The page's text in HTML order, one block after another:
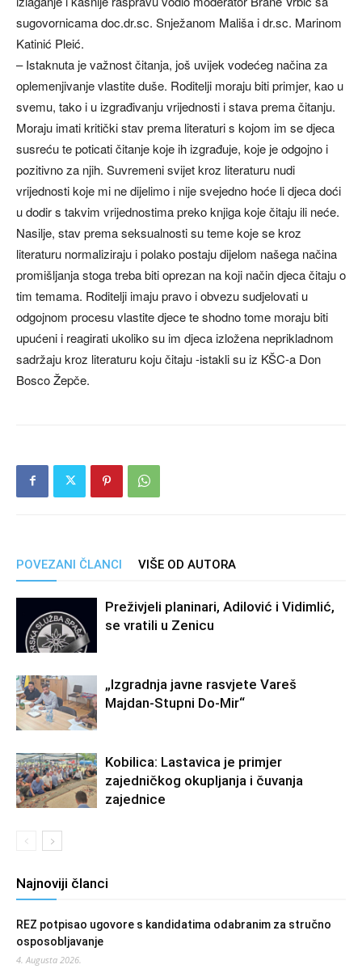
sugovornicama doc.dr.sc. Snježanom Mališa i dr.sc. Marinom
Katinić Pleić.
– Istaknuta je važnost čitanja, još uvijek vodećeg načina za
oplemenjivanje vlastite duše. Roditelji moraju biti primjer, kao u
svemu, tako i u izgrađivanju vrijednosti i stava prema čitanju.
Moraju imati kritički stav prema literaturi s kojom im se djeca
susreću te poticati čitanje koje ih izgrađuje, koje je odgojno i
pozitivno za njih. Suvremeni svijet kroz literaturu nudi
vrijednosti koje mi ne dijelimo i nije svejedno hoće li djeca doći
u dodir s takvim vrijednostima preko knjiga koje čitaju ili neće.
Nasilje, stav prema seksualnosti su teme koje se kroz
literaturu normaliziraju i polako postaju dijelom našega načina
promišljanja stoga treba biti oprezan na koji način djeca čitaju o
tim temama. Roditelji imaju pravo i obvezu sudjelovati u
odgojnom procesu vlastite djece te shodno tome moraju biti
upućeni i reagirati ukoliko su im djeca izložena neprikladnom
sadržaju kroz literaturu koju čitaju -istakli su iz KŠC-a Don
Bosco Žepče.
POVEZANI ČLANCI VIŠE OD AUTORA
Preživjeli planinari, Adilović i Vidimlić,
se vratili u Zenicu
„Izgradnja javne rasvjete Vareš
Majdan-Stupni Do-Mir“
Kobilica: Lastavica je primjer
zajedničkog okupljanja i čuvanja
zajednice
Najnoviji članci
REZ potpisao ugovore s kandidatima odabranim za stručno
osposobljavanje
4. Augusta 2026.